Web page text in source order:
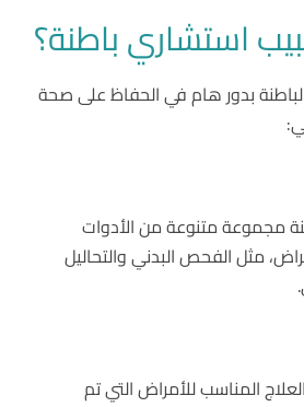
استشاري باطنة؟
بدور هام في الحفاظ على صحة
مجموعة متنوعة من الأدوات
مثل الفحص البدني والتحاليل
المناسب للأمراض التي تم